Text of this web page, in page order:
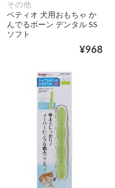
その他
ペティオ 犬用おもちゃ か
んでるボーン デンタル SS
ソフト
¥968